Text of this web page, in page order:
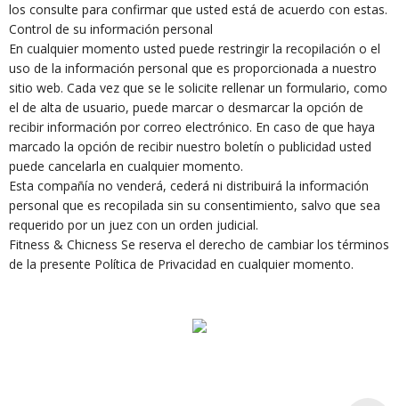
los consulte para confirmar que usted está de acuerdo con estas.
Control de su información personal
En cualquier momento usted puede restringir la recopilación o el
uso de la información personal que es proporcionada a nuestro
sitio web. Cada vez que se le solicite rellenar un formulario, como
el de alta de usuario, puede marcar o desmarcar la opción de
recibir información por correo electrónico. En caso de que haya
marcado la opción de recibir nuestro boletín o publicidad usted
puede cancelarla en cualquier momento.
Esta compañía no venderá, cederá ni distribuirá la información
personal que es recopilada sin su consentimiento, salvo que sea
requerido por un juez con un orden judicial.
Fitness & Chicness Se reserva el derecho de cambiar los términos
de la presente Política de Privacidad en cualquier momento.